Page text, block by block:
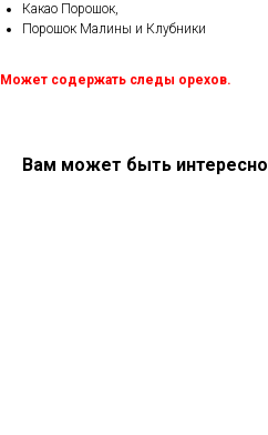
Какао Порошок,
Порошок Малины и Клубники
Может содержать следы орехов.
Вам может быть интересно